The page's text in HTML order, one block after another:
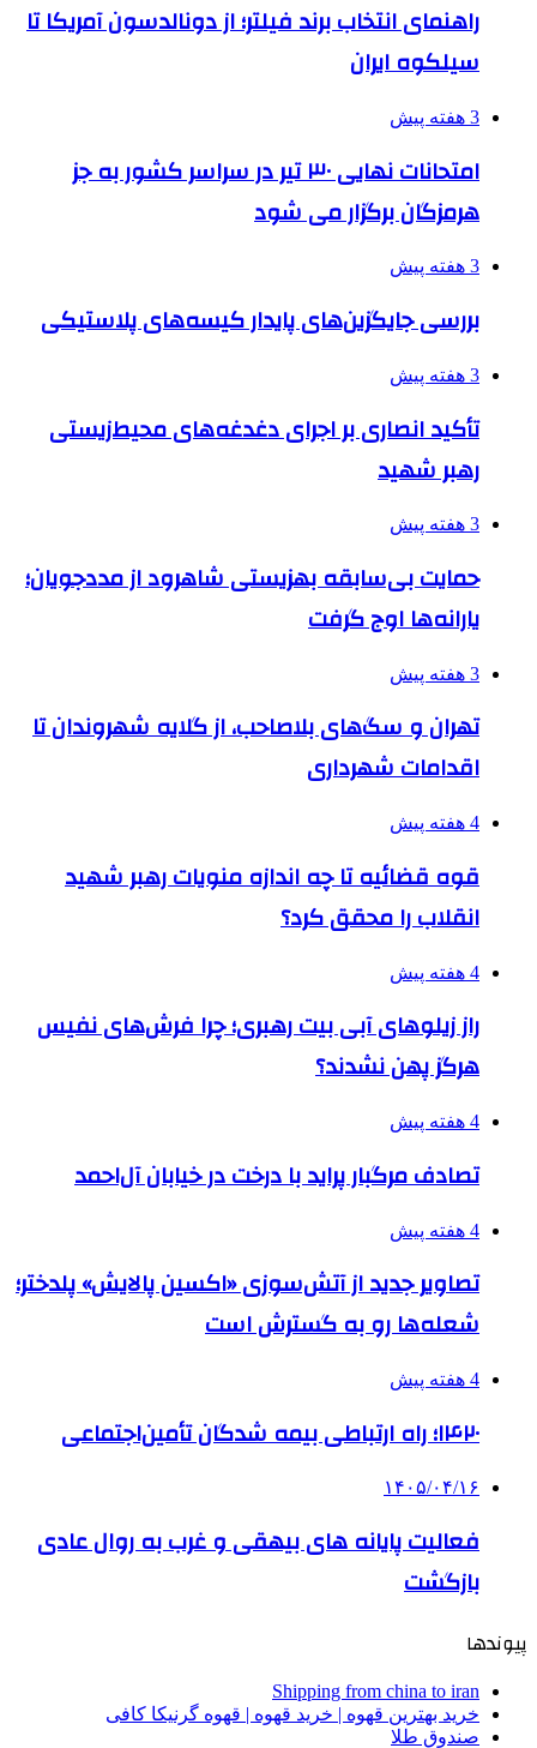
راهنمای انتخاب برند فیلتر؛ از دونالدسون آمریکا تا
سیلکوه ایران
3 هفته پیش
امتحانات نهایی ۳۰ تیر در سراسر کشور به جز
هرمزگان برگزار می شود
3 هفته پیش
بررسی جایگزین‌های پایدار کیسه‌های پلاستیکی
3 هفته پیش
تأکید انصاری بر اجرای دغدغه‌های محیط‌زیستی
رهبر شهید
3 هفته پیش
حمایت بی‌سابقه بهزیستی شاهرود از مددجویان؛
یارانه‌ها اوج گرفت
3 هفته پیش
تهران و سگ‌های بلاصاحب، از گلایه شهروندان تا
اقدامات شهرداری
4 هفته پیش
قوه قضائیه تا چه اندازه منویات رهبر شهید
انقلاب را محقق کرد؟
4 هفته پیش
راز زیلوهای آبی بیت رهبری؛ چرا فرش‌های نفیس
هرگز پهن نشدند؟
4 هفته پیش
تصادف مرگبار پراید با درخت در خیابان آل‌احمد
4 هفته پیش
تصاویر جدید از آتش‌سوزی «اکسین پالایش» پلدختر؛
شعله‌ها رو به گسترش است
4 هفته پیش
۱۴۲۰؛ راه ارتباطی بیمه شدگان تأمین‌اجتماعی
۱۴۰۵/۰۴/۱۶
فعالیت پایانه های بیهقی و غرب به روال عادی
بازگشت
پیوندها
Shipping from china to iran
خرید بهترین قهوه | خرید قهوه | قهوه گرنیکا کافی
صندوق طلا